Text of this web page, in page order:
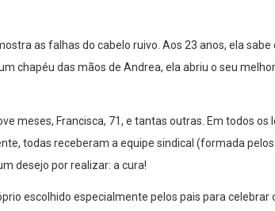
as falhas do cabelo ruivo. Aos 23 anos, ela
chapéu das mãos de Andrea, ela abriu o seu
meses, Francisca, 71, e tantas outras. Em todos
todas receberam a equipe sindical (formada
desejo por realizar: a cura!
escolhido especialmente pelos pais para celebrar